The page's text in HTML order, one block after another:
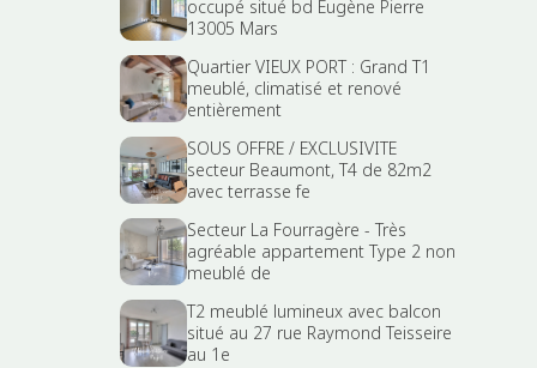
occupé situé bd Eugène Pierre
13005 Mars
Quartier VIEUX PORT : Grand T1
meublé, climatisé et renové
entièrement
SOUS OFFRE / EXCLUSIVITE
secteur Beaumont, T4 de 82m2
avec terrasse fe
Secteur La Fourragère - Très
agréable appartement Type 2 non
meublé de
T2 meublé lumineux avec balcon
situé au 27 rue Raymond Teisseire
au 1e